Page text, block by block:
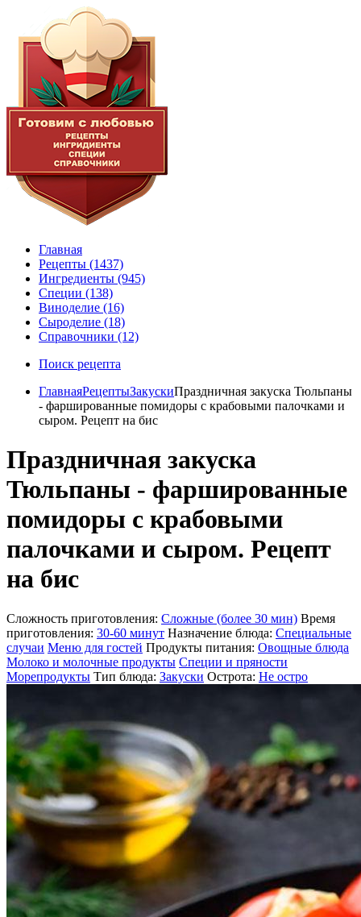
Главная
Рецепты (1437)
Ингредиенты (945)
Специи (138)
Виноделие (16)
Сыроделие (18)
Справочники (12)
Поиск рецепта
ГлавнаяРецептыЗакускиПраздничная закуска Тюльпаны
- фаршированные помидоры с крабовыми палочками и
сыром. Рецепт на бис
Праздничная закуска
Тюльпаны - фаршированные
помидоры с крабовыми
палочками и сыром. Рецепт
на бис
Сложность приготовления: Сложные (более 30 мин) Время
приготовления: 30-60 минут Назначение блюда: Специальные
случаи Меню для гостей Продукты питания: Овощные блюда
Молоко и молочные продукты Специи и пряности
Морепродукты Тип блюда: Закуски Острота: Не остро